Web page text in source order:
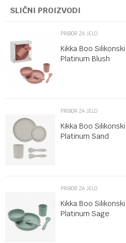
SLIČNI PROIZVODI
PRIBOR ZA JELO
Kikka Boo
Platinum Blush
PRIBOR ZA JELO
Kikka Boo
Platinum Sand
PRIBOR ZA JELO
Kikka Boo
Platinum Sage